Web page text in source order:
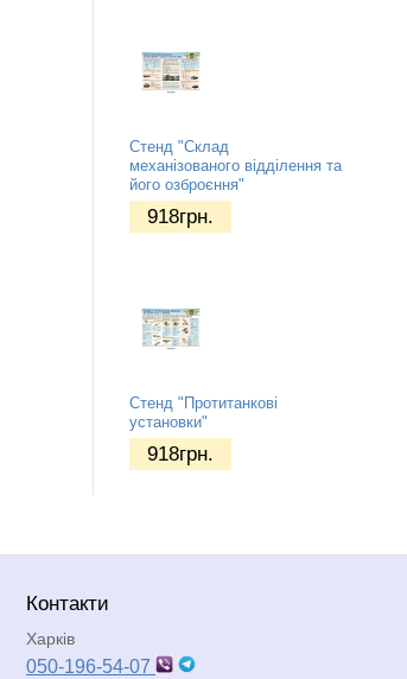
Стенд "Склад
механізованого відділення та
його озброєння"
918грн.
Стенд "Протитанкові
установки"
918грн.
Контакти
Харків
050-196-54-07